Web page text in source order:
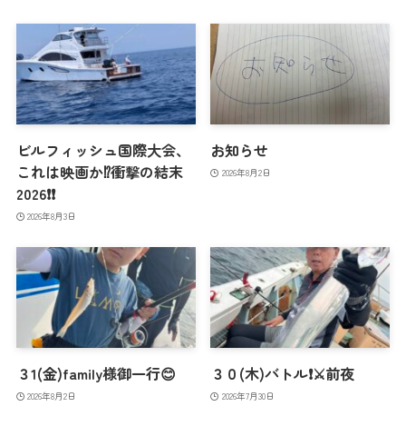
ビルフィッシュ国際大会、
これは映画か⁉️衝撃の結末
2026❗️❗️
2026年8月3日
お知らせ
2026年8月2日
３1(金)family様御一行😊
2026年8月2日
３０(木)バトル❗️⚔️前夜
2026年7月30日